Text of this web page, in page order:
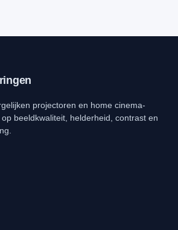
projectoren en home cinema-
beeldkwaliteit, helderheid, contrast en